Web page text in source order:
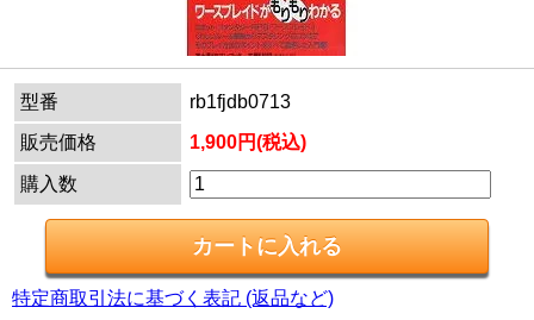
型番
rb1fjdb0713
販売価格
1,900円(税込)
購入数
特定商取引法に基づく表記 (返品など)